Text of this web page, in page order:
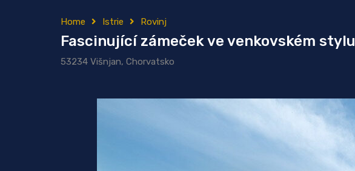
Home Istrie Rovinj
Fascinující zámeček ve venkovském stylu
53234 Višnjan, Chorvatsko